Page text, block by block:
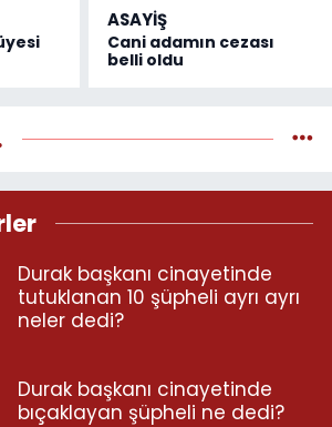
ASAYİŞ
Cani adamın cezası
belli oldu
Durak başkanı cinayetinde
tutuklanan 10 şüpheli ayrı ayrı
neler dedi?
Durak başkanı cinayetinde
bıçaklayan şüpheli ne dedi?